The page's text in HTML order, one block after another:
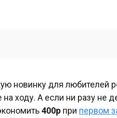
новинку для любителей
ходу. А если ни разу не
400р при первом